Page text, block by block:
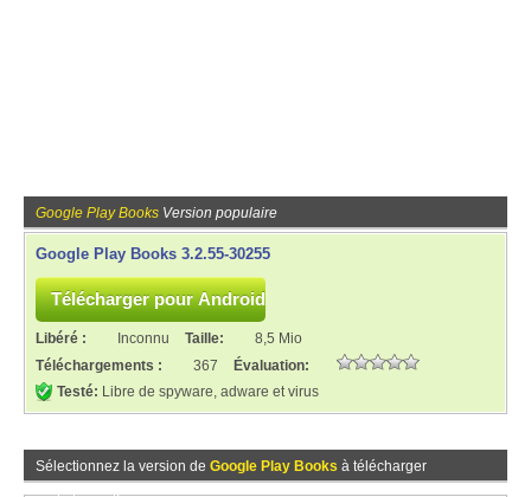
Google Play Books Version populaire
Google Play Books 3.2.55-30255
Libéré : Inconnu Taille:
8,5 Mio
Téléchargements :
367
Évaluation:
Testé: Libre de spyware, adware et virus
Sélectionnez la version de Google Play Books à télécharger